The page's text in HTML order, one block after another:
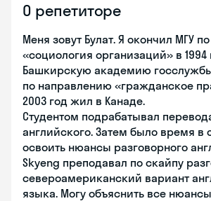
О репетиторе
Меня зовут Булат. Я окончил МГУ
«социология организаций» в 1994
Башкирскую академию
по направлению «гражданское
2003 год жил в Канаде.
Студентом подрабатывал
английского. Затем было время в
освоить нюансы разговорного
Skyeng преподавал по скайпу
североамериканский вариант
языка. Могу объяснить все